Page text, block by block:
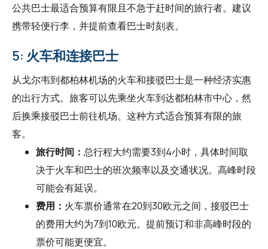
公共巴士最适合预算有限且不急于赶时间的旅行者。建议
携带轻便行李，并提前查看巴士时刻表。
5: 火车和连接巴士
从戈尔韦到都柏林机场的火车和接驳巴士是一种经济实惠
的出行方式。旅客可以先乘坐火车到达都柏林市中心，然
后换乘接驳巴士前往机场。这种方式适合预算有限的旅
客。
旅行时间： 总行程大约需要3到4小时，具体时间取
决于火车和巴士的班次频率以及交通状况。高峰时段
可能会有延误。
费用： 火车票价通常在20到30欧元之间，接驳巴士
的费用大约为7到10欧元。提前预订和非高峰时段的
票价可能更便宜。